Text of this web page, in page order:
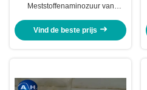
Meststoffenaminozuur van
van het het Zinkborium van het
Calciummagnesium
Vind de beste prijs